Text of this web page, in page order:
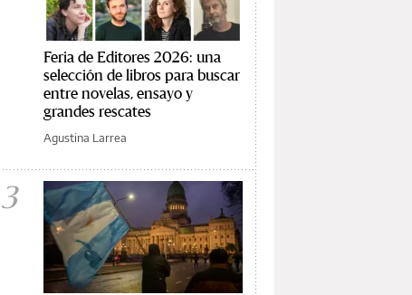
Feria de Editores 2026: una
selección de libros para buscar
entre novelas, ensayo y
grandes rescates
Agustina Larrea
3